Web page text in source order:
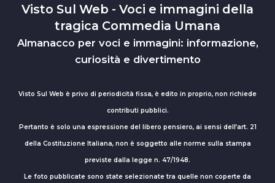
Visto Sul Web - Voci e immagini della
tragica Commedia Umana
Almanacco per voci e immagini: informazione,
curiosità e divertimento
Visto Sul Web è privo di periodicità fissa, è edito in proprio, non richiede
contributi pubblici.
Pertanto è solo una espressione del libero pensiero, ai sensi dell’art. 21
della Costituzione Italiana, non è soggetto alle norme sulla stampa
previste dalla legge n. 47/1948.
Le foto pubblicate sono state selezionate tra quelle non coperte da